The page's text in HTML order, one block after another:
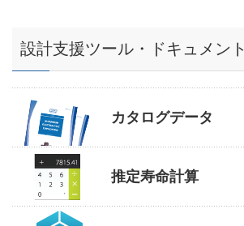
設計支援ツール・ドキュメント
カタログデータ
推定寿命計算